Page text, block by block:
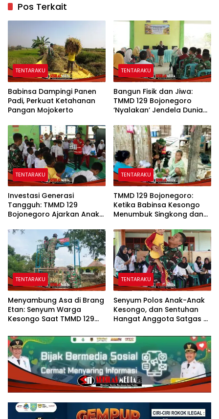
Pos Terkait
TENTARAKU
Babinsa Dampingi Panen
Padi, Perkuat Ketahanan
Pangan Mojokerto
TENTARAKU
Bangun Fisik dan Jiwa:
TMMD 129 Bojonegoro
‘Nyalakan’ Jendela Dunia
TENTARAKU
Investasi Generasi
Tangguh: TMMD 129
Bojonegoro Ajarkan Anak
Bencana Sejak Dini
TENTARAKU
TMMD 129 Bojonegoro:
Ketika Babinsa Kesongo
Menumbuk Singkong dan
dengan Warga
TENTARAKU
Menyambung Asa di Brang
Etan: Senyum Warga
Kesongo Saat TMMD 129
Jembatan Impian
TENTARAKU
Senyum Polos Anak-Anak
Kesongo, dan Sentuhan
Hangat Anggota Satgas di